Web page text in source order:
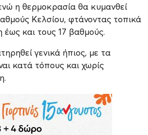
η θερμοκρασία θα κυμανθεί
Κελσίου, φτάνοντας τοπικά
έως και τους 17 βαθμούς.
γενικά ήπιος, με τα
κατά τόπους και χωρίς